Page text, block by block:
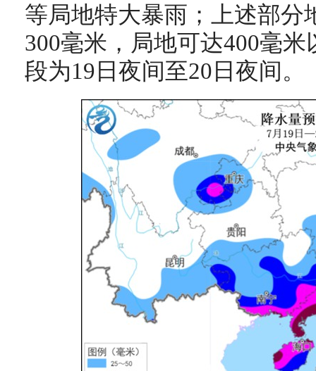
等局地特大暴雨；上述部分
300毫米，局地可达400毫
段为19日夜间至20日夜间。